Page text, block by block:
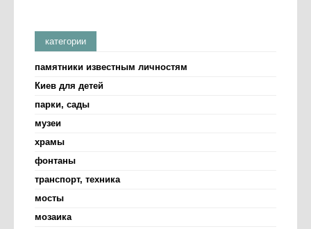
категории
памятники известным личностям
Киев для детей
парки, сады
музеи
храмы
фонтаны
транспорт, техника
мосты
мозаика